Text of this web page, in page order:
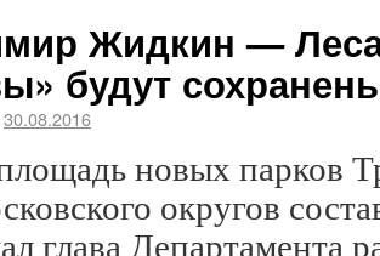
Жидкин —
будут
30.08.2016
новых парков
округов
глава Департамента